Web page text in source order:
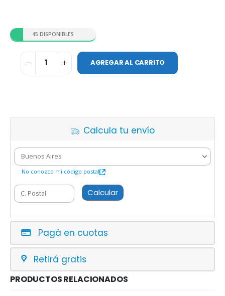
45 DISPONIBLES
AGREGAR AL CARRITO
Calcula tu envío
No conozco mi código postal
Calcular
Pagá en cuotas
Retirá gratis
PRODUCTOS RELACIONADOS